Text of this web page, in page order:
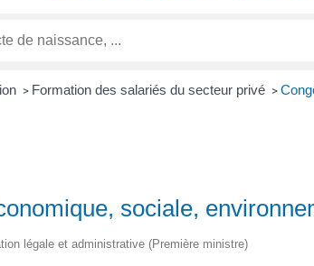
> Formation des salariés du secteur privé >
sociale,
légale et administrative (Première ministre)